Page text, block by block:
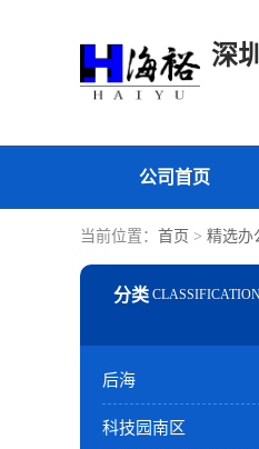
深
公司首页
当前位置： 首页 > 精选办
后海
科技园南区